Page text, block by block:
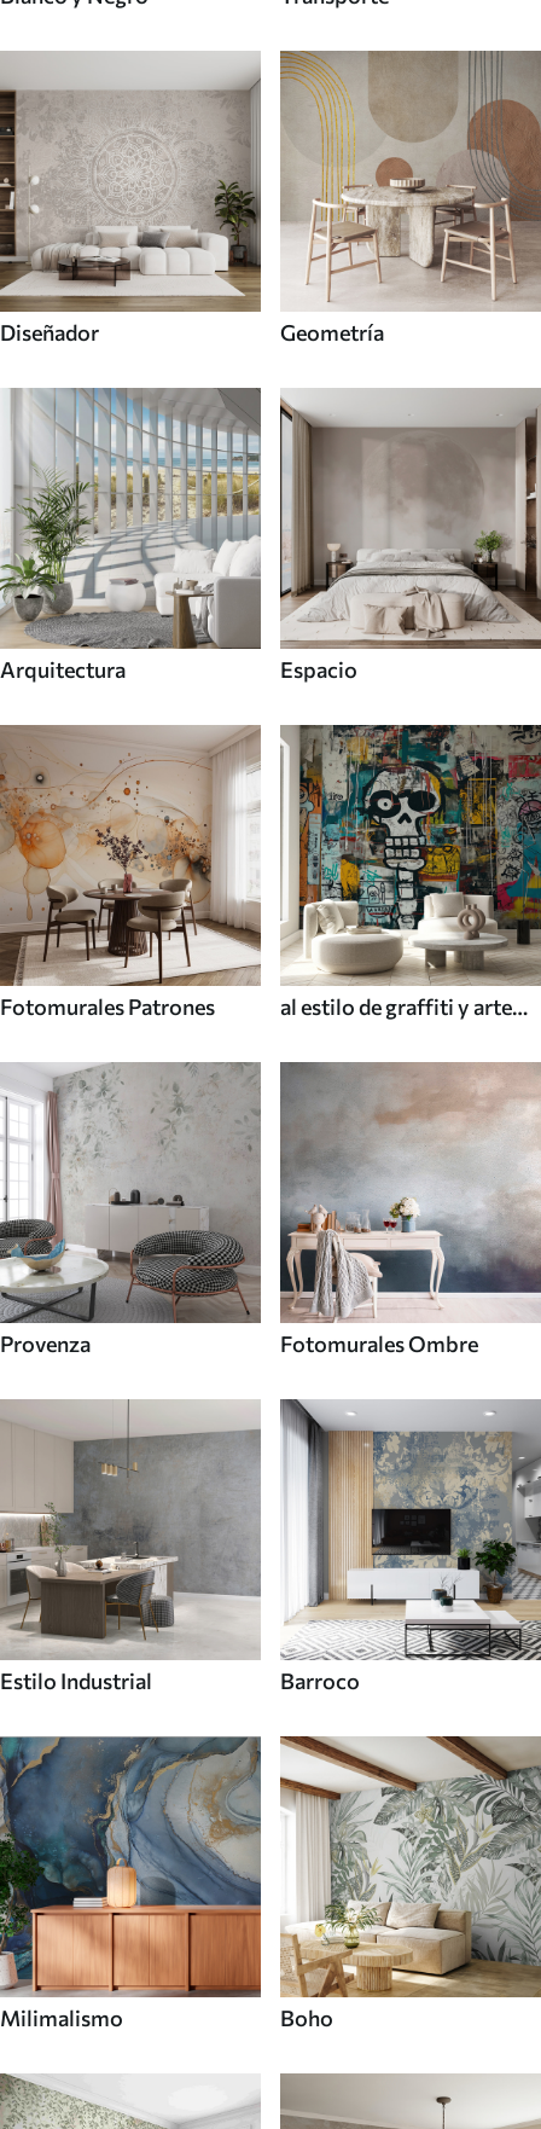
Diseñador Geometría
Arquitectura Espacio
Fotomurales Patrones
al estilo de graffiti y arte
Provenza Fotomurales Ombre
Estilo Industrial Barroco
Milimalismo Boho